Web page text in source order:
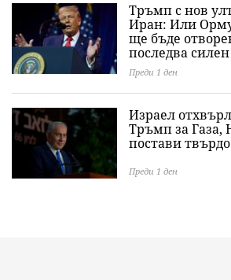
Тръмп с нов
Иран: Или
ще бъде
последва
Преди 1 ден
Израел
Тръмп за Газа,
постави
Преди 1 ден